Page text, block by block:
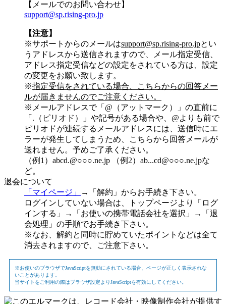
【メールでのお問い合わせ】
support@sp.rising-pro.jp
【注意】
※サポートからのメールはsupport@sp.rising-pro.jpとい
うアドレスから送信されますので、メール指定受信、
アドレス指定受信などの設定をされている方は、設定
の変更をお願い致します。
※指定受信をされている場合、こちらからの回答メー
ルが届きませんのでご注意ください。
※メールアドレスで「@（アットマーク）」の直前に
「.（ピリオド）」や記号がある場合や、@よりも前で
ピリオドが連続するメールアドレスには、送信時にエ
ラーが発生してしまうため、こちらから回答メールが
送れません。予めご了承ください。
（例1）abcd.@○○○.ne.jp （例2）ab...cd@○○○.ne.jpな
ど。
退会について
「マイページ」
→「解約」からお手続き下さい。
ログインしていない場合は、トップページより「ログ
インする」→「お使いの携帯電話会社を選択」→「退
会処理」の手順でお手続き下さい。
※なお、解約と同時に貯めていたポイントなどは全て
消去されますので、ご注意下さい。
※お使いのブラウザでJavaScriptを無効にされている場合、ページが正しく表示されな
いことがあります。
当サイトをご利用の際はブラウザ設定よりJavaScriptを有効にしてください。